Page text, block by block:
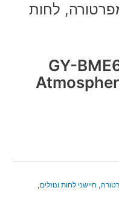
לחות
GY-
, חיישני לחות ונוזלים ,